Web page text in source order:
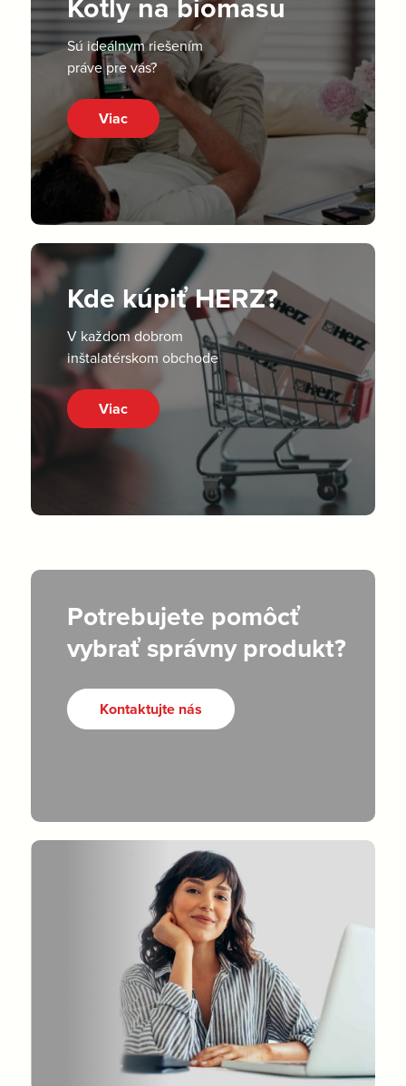
Sú ideálnym riešením
práve pre vás?
Viac
Kde kúpiť HERZ?
V každom dobrom
inštalatérskom obchode
Viac
Potrebujete pomôcť
vybrať správny produkt?
Kontaktujte nás